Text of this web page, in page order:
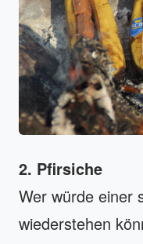
2. Pfirsiche
Wer würde einer
wiederstehen